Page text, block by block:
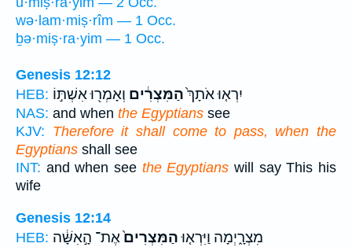
wə·lam·miṣ·rîm — 1 Occ.
ḇə·miṣ·ra·yim — 1 Occ.
Genesis 12:12
HEB:
יִרְא֤וּ אֹתָךְ֙הַמִּצְרִ֔ים וְאָמְר֖וּ אִשְׁתּ֣וֹ
NAS: and when the Egyptians see
KJV: Therefore it shall come to pass, when the
Egyptians shall see
INT: and when see the Egyptians will say This his
wife
Genesis 12:14
HEB:
מִצְרָ֑יְמָה וַיִּרְא֤וּהַמִּצְרִים֙אֶת־ הָ֣אִשָּׁ֔ה